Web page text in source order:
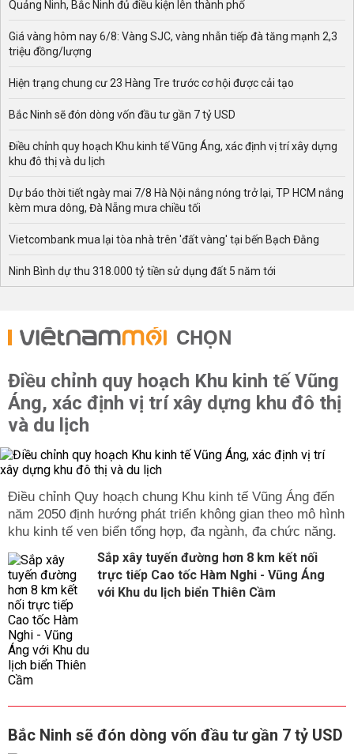
Đồng hồ đeo tay: Món phụ kiện thời trang được nhiều
bạn gái yêu thích. Tùy vào phong cách của bạn gái mà
bạn có thể chọn những mẫu đồng hồ với kiểu dáng, màu
Trang sức: Dây chuyền, nhẫn, kim cương,...món quà
này vừa đẹp, lại vừa sang trọng và ý nghĩa để tặng cho
mẹ, các chị em phụ nữ trong mùa lễ.
Bánh, kẹo ngọt: Với món quà này bạn có thể tự tay làm
hoặc đặt mua tay các tiệm cửa hàng bánh. Món quà này
không tặng cho vợ, bạn gái hoặc người yêu, mà còn có
thể tặng cho các bé.
gái và các em nhỏ, người nhận được món quà này sẽ rất
vui và ấm áp.
Son môi: Một trong những món quà không thể thiếu của
này sẽ được các bạn nữ rất thích.
chai nước hoa có mùi thơm nhẹ nhàng quyến rũ vào dịp
Noel này. Các bạn nam nên lựa chọn món quà này để
tặng cho người yêu của mình.
người thân, bạn bè,...rất đa dạng và phong phú. Hy vọng
với những gợi ý trên bạn đã có ý tưởng và quyết định
cho mình rồi nhé. Merry Christmas!
Quảng Ninh, Bắc Ninh đủ điều kiện lên thành phố
Giá vàng hôm nay 6/8: Vàng SJC, vàng nhẫn tiếp đà tăng mạnh 2,3
triệu đồng/lượng
Hiện trạng chung cư 23 Hàng Tre trước cơ hội được cải tạo
Bắc Ninh sẽ đón dòng vốn đầu tư gần 7 tỷ USD
Điều chỉnh quy hoạch Khu kinh tế Vũng Áng, xác định vị trí xây dựng
khu đô thị và du lịch
Dự báo thời tiết ngày mai 7/8 Hà Nội nắng nóng trở lại, TP HCM nắng
kèm mưa dông, Đà Nẵng mưa chiều tối
Vietcombank mua lại tòa nhà trên 'đất vàng' tại bến Bạch Đằng
Ninh Bình dự thu 318.000 tỷ tiền sử dụng đất 5 năm tới
CHỌN
Điều chỉnh quy hoạch Khu kinh tế Vũng
Áng, xác định vị trí xây dựng khu đô thị
và du lịch
Điều chỉnh Quy hoạch chung Khu kinh tế Vũng Áng đến
năm 2050 định hướng phát triển không gian theo mô hình
khu kinh tế ven biển tổng hợp, đa ngành, đa chức năng.
Sắp xây tuyến đường hơn 8 km kết nối
trực tiếp Cao tốc Hàm Nghi - Vũng Áng
với Khu du lịch biển Thiên Cầm
Bắc Ninh sẽ đón dòng vốn đầu tư gần 7 tỷ USD